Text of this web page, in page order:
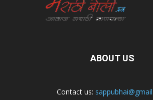
ABOUT US
Contact us: